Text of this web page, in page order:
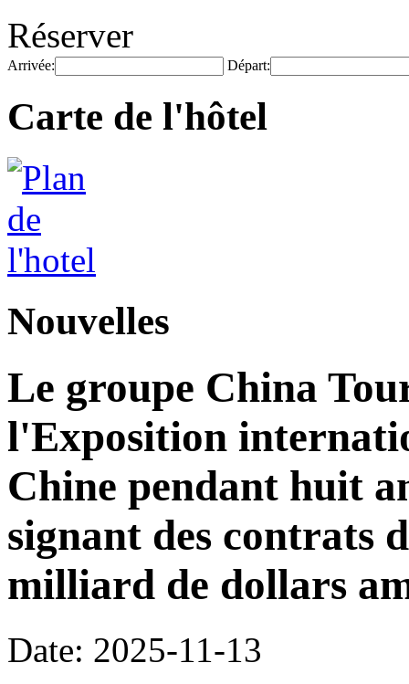
Réserver
Arrivée: Départ:
Carte de l'hôtel
Nouvelles
Le groupe China
l'Exposition
Chine pendant huit
signant des contrats
milliard de dollars
Date: 2025-11-13